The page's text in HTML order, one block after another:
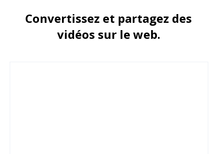
Convertissez et partagez des
vidéos sur le web.